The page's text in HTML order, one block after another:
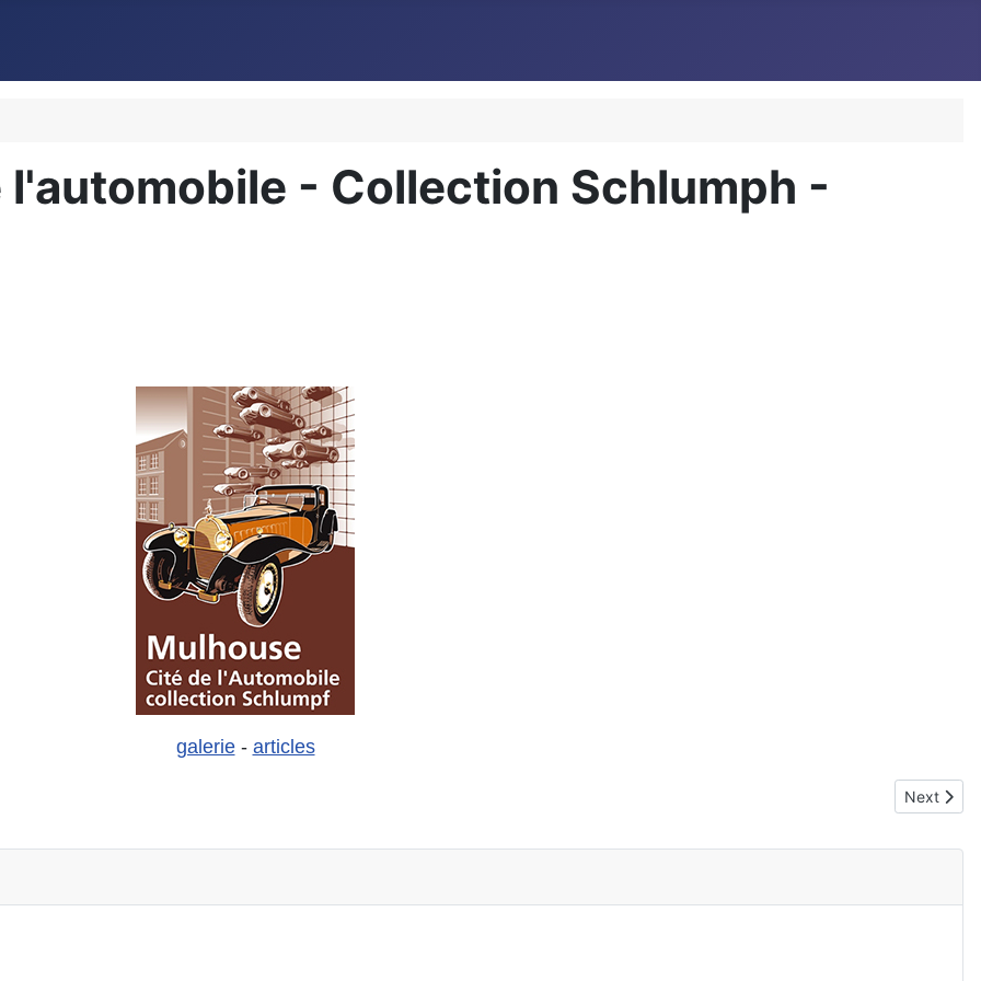
l'automobile - Collection Schlumph -
galerie- articles
sous-les-côtes - Lac de Madine Next
Next